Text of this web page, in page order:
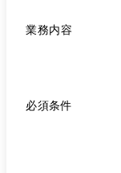
業務内容
必須条件